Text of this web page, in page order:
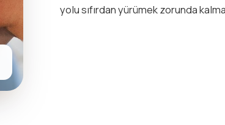
yolu sıfırdan yürümek zorunda